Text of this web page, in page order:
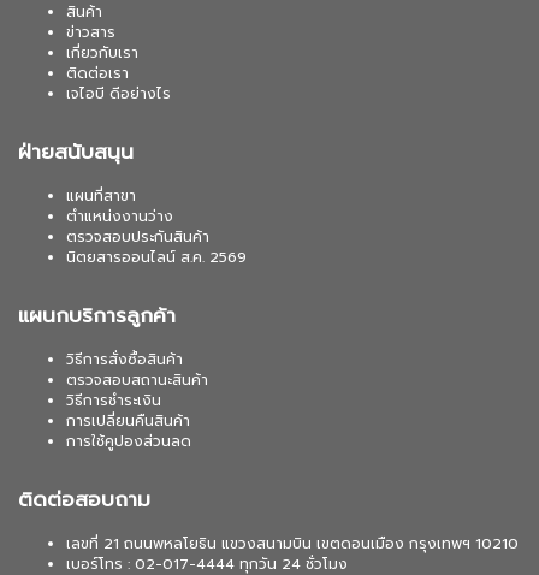
สินค้า
ข่าวสาร
เกี่ยวกับเรา
ติดต่อเรา
เจไอบี ดีอย่างไร
ฝ่ายสนับสนุน
แผนที่สาขา
ตำแหน่งงานว่าง
ตรวจสอบประกันสินค้า
นิตยสารออนไลน์ ส.ค. 2569
แผนกบริการลูกค้า
วิธีการสั่งซื้อสินค้า
ตรวจสอบสถานะสินค้า
วิธีการชำระเงิน
การเปลี่ยนคืนสินค้า
การใช้คูปองส่วนลด
ติดต่อสอบถาม
เลขที่ 21 ถนนพหลโยธิน แขวงสนามบิน เขตดอนเมือง กรุงเทพฯ 10210
เบอร์โทร : 02-017-4444 ทุกวัน 24 ชั่วโมง